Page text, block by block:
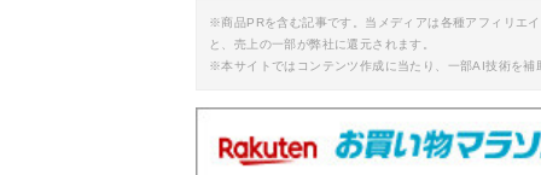
※商品PRを含む記事です。当メディアは各種アフィリエ
と、売上の一部が弊社に還元されます。
※本サイトではコンテンツ作成に当たり、一部AI技術を補